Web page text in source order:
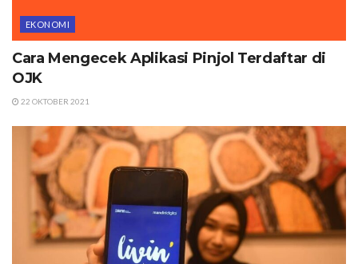
EKONOMI
Cara Mengecek Aplikasi Pinjol Terdaftar di
OJK
22 OKTOBER 2021